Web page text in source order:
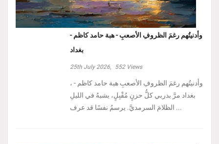
وأدنيتُهم رغمَ الظروفِ الأصعبِ - هبة حامد كاظم -
بغداد
25th July 2026, 552Views
، وأدنيتُهم رغمَ الظروفِ الأصعبِ هبة حامد كاظم -
بغداد مرَّ بدربي كلُّ حزنٍ مُقْبِلٍ، يشبهُ في الليلِ
الظلامَ السرمديَّ. يرسمُ نفسًا قد عرف ...